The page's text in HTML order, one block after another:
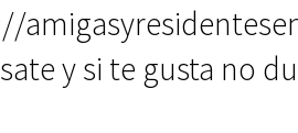
y si te gusta no